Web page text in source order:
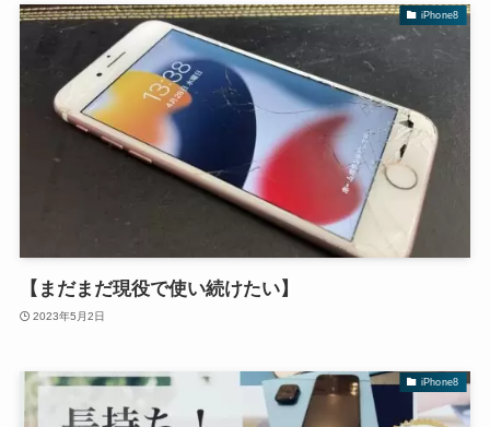
iPhone8
【まだまだ現役で使い続けたい】
2023年5月2日
iPhone8